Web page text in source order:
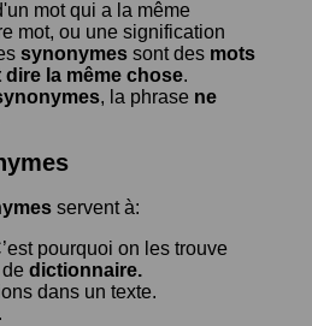
mot qui a la même
mot, ou une signification
synonymes sont des mots
dire la même chose.
, la phrase ne
servent à:
pourquoi on les trouve
dictionnaire.
dans un texte.